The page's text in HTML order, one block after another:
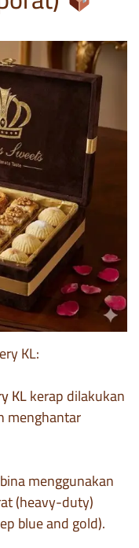
KL:
KLkerap dilakukan
menghantar
menggunakan
(heavy-duty)
blue and gold).